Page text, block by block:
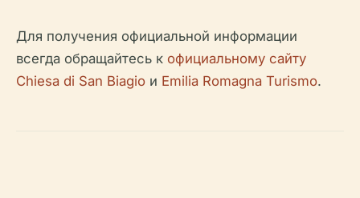
Для получения официальной информации
всегда обращайтесь к официальному сайту
Chiesa di San Biagio и Emilia Romagna Turismo.